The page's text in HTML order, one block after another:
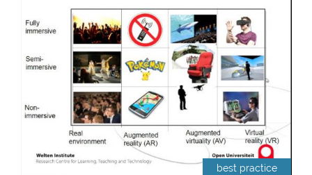
best practice